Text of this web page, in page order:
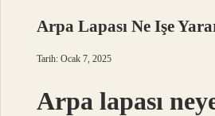
Arpa Lapası Ne Işe
Tarih: Ocak 7, 2025
Arpa lapası